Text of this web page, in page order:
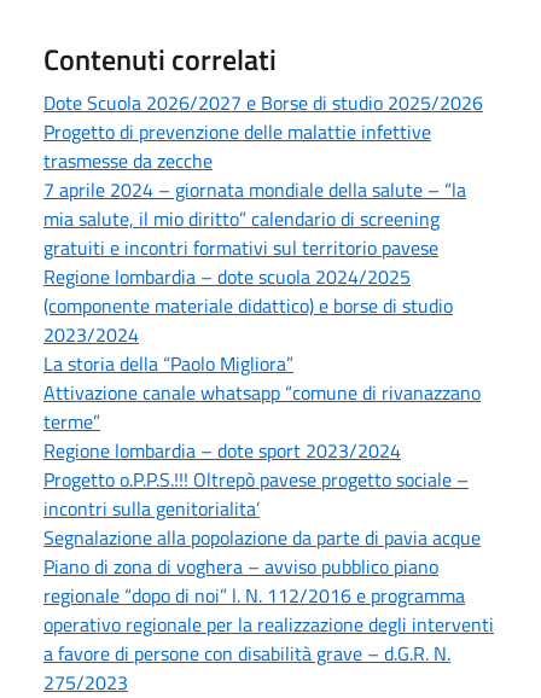
Contenuti correlati
Dote Scuola 2026/2027 e Borse di studio 2025/2026
Progetto di prevenzione delle malattie infettive
trasmesse da zecche
7 aprile 2024 – giornata mondiale della salute – “la
mia salute, il mio diritto” calendario di screening
gratuiti e incontri formativi sul territorio pavese
Regione lombardia – dote scuola 2024/2025
(componente materiale didattico) e borse di studio
2023/2024
La storia della “Paolo Migliora”
Attivazione canale whatsapp “comune di rivanazzano
terme”
Regione lombardia – dote sport 2023/2024
Progetto o.P.P.S.!!! Oltrepò pavese progetto sociale –
incontri sulla genitorialita’
Segnalazione alla popolazione da parte di pavia acque
Piano di zona di voghera – avviso pubblico piano
regionale “dopo di noi” l. N. 112/2016 e programma
operativo regionale per la realizzazione degli interventi
a favore di persone con disabilità grave – d.G.R. N.
275/2023